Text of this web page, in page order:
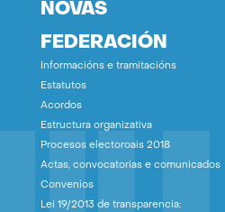
NOVAS
FEDERACIÓN
Informacións e tramitacións
Estatutos
Acordos
Estructura organizativa
Procesos electoroais 2018
Actas, convocatorias e comunicados
Convenios
Lei 19/2013 de transparencia: